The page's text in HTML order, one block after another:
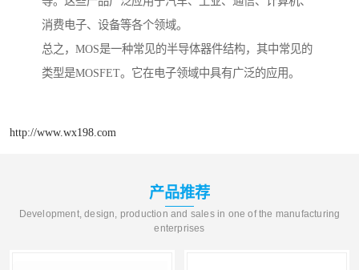
消费电子、设备等各个领域。
总之，MOS是一种常见的半导体器件结构，其中常见的
类型是MOSFET。它在电子领域中具有广泛的应用。
http://www.wx198.com
产品推荐
Development, design, production and sales in one of the manufacturing
enterprises